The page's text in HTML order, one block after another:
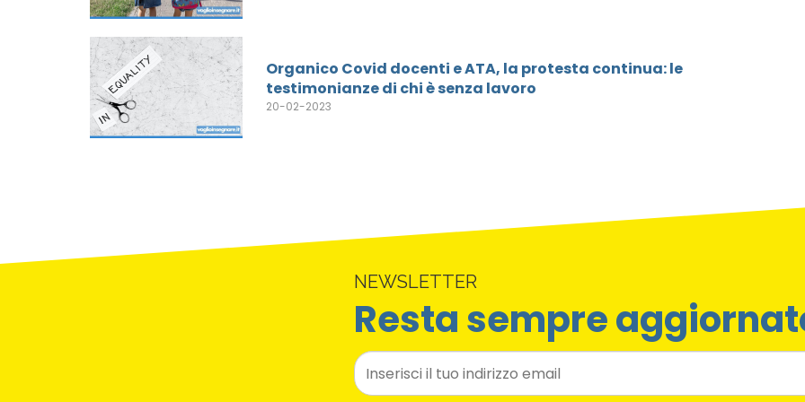
Organico Covid docenti e ATA, la protesta continua: le
testimonianze di chi è senza lavoro
20-02-2023
NEWSLETTER
Resta sempre